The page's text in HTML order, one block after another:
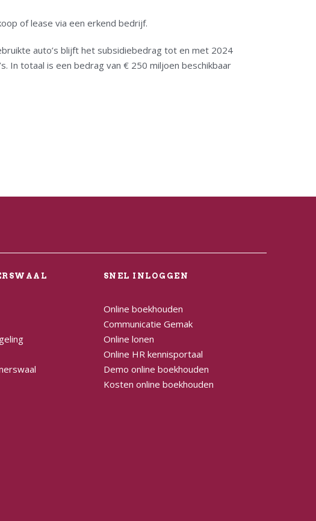
of lease via een erkend bedrijf.
auto’s blijft het subsidiebedrag tot en met 2024
In totaal is een bedrag van € 250 miljoen beschikbaar
SNEL INLOGGEN
Online boekhouden
Communicatie Gemak
Online lonen
Online HR kennisportaal
Demo online boekhouden
Kosten online boekhouden